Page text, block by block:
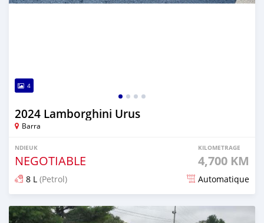
4
2024 Lamborghini Urus
Barra
NDIEUK
NEGOTIABLE
KILOMETRAGE
4,700 KM
8 L (Petrol) Automatique
Dougal na niou ko depuis 6 months